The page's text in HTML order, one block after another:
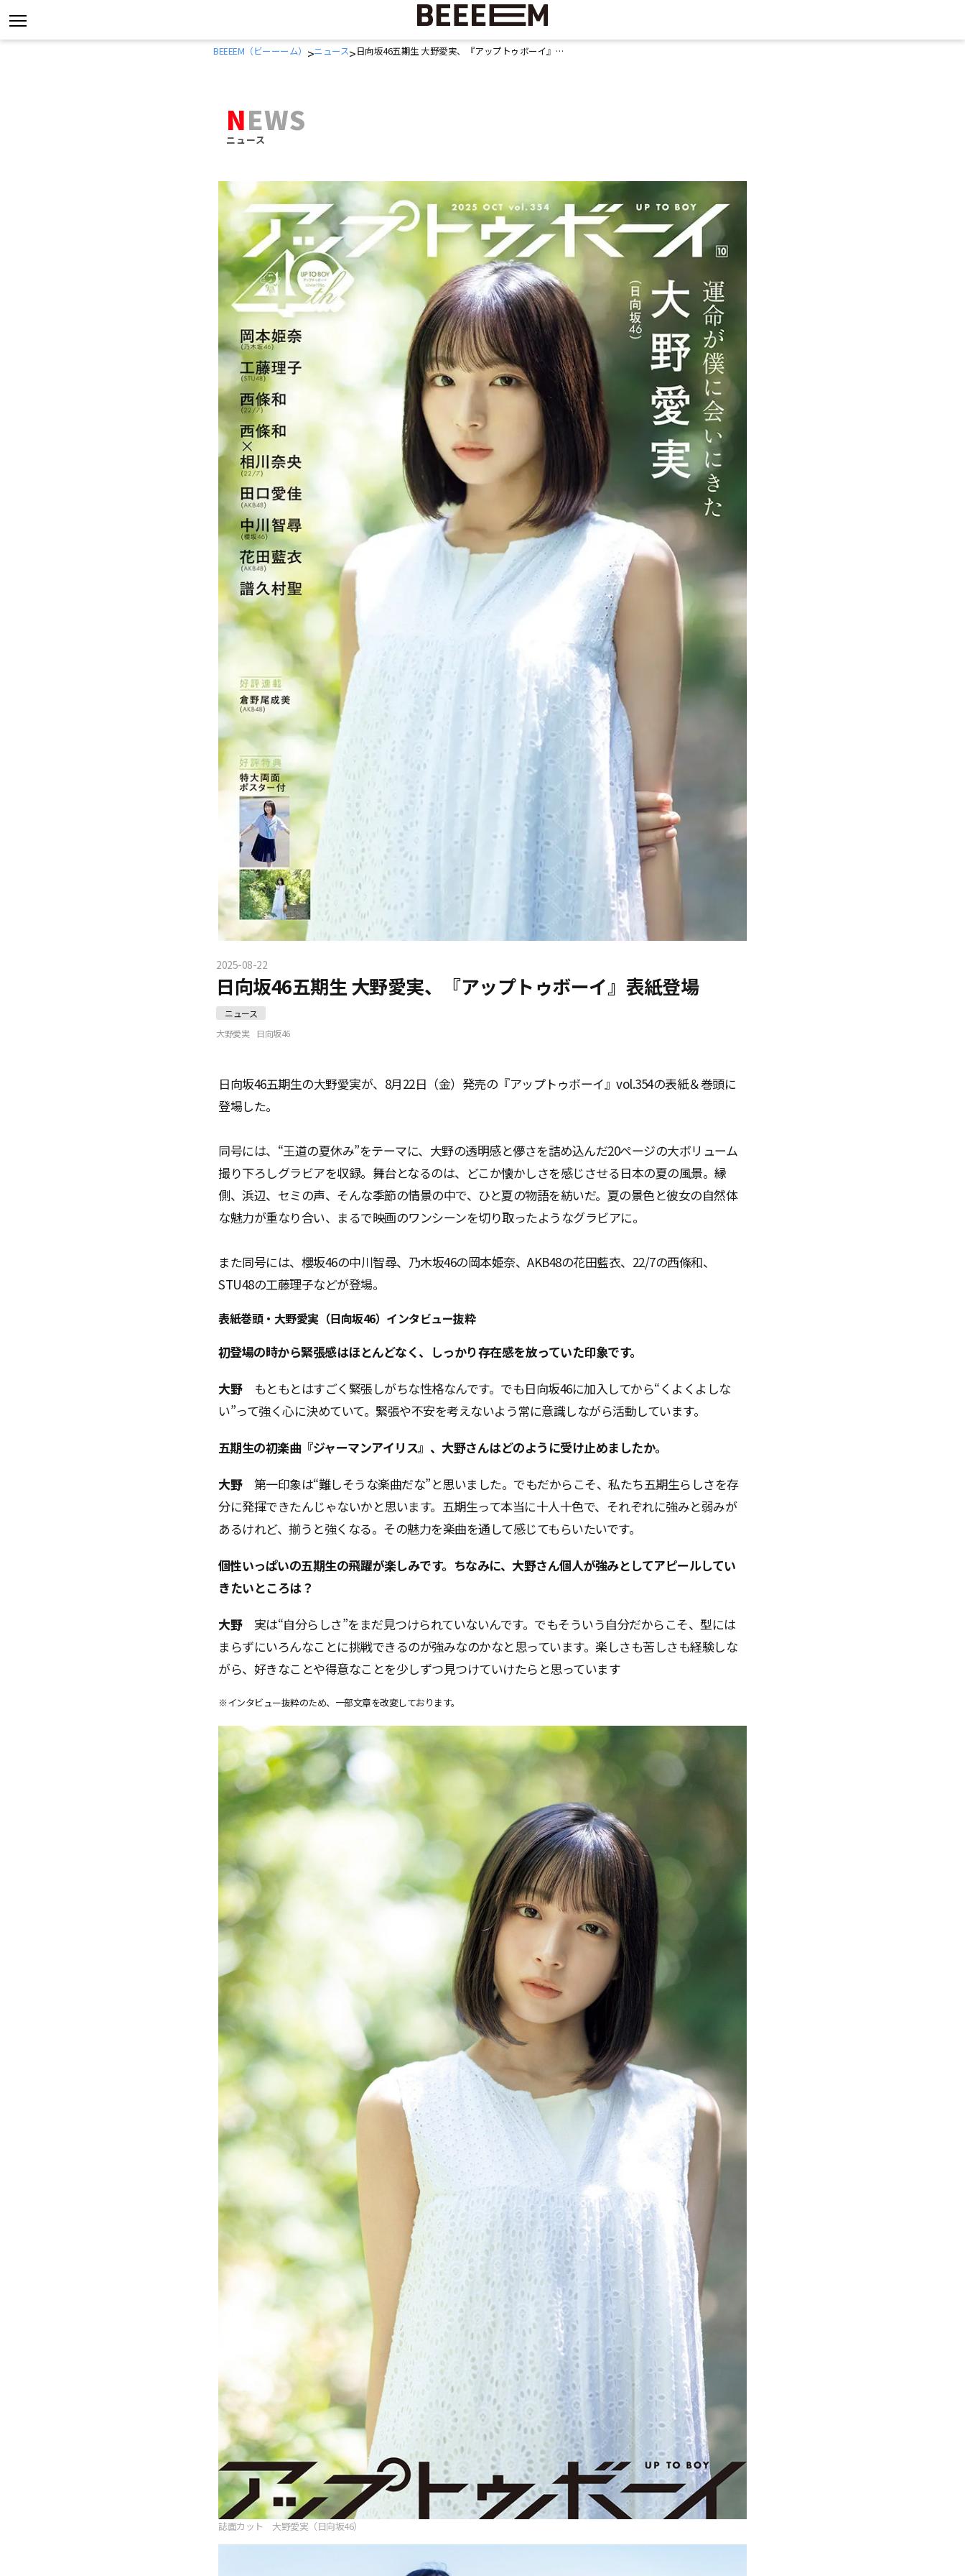
BEEEEM（ビーーーム） >ニュース> 日向坂46五期生 大野愛実、『アップトゥボーイ』表紙登場
NEWS
ニュース
2025-08-22
日向坂46五期生 大野愛実、『アップトゥボーイ』表紙登場
ニュース
大野愛実
日向坂46
日向坂46五期生の大野愛実が、8月22日（金）発売の『アップトゥボーイ』vol.354の表紙＆巻頭に
登場した。
同号には、“王道の夏休み”をテーマに、大野の透明感と儚さを詰め込んだ20ページの大ボリューム
撮り下ろしグラビアを収録。舞台となるのは、どこか懐かしさを感じさせる日本の夏の風景。縁
側、浜辺、セミの声、そんな季節の情景の中で、ひと夏の物語を紡いだ。夏の景色と彼女の自然体
な魅力が重なり合い、まるで映画のワンシーンを切り取ったようなグラビアに。
また同号には、櫻坂46の中川智尋、乃木坂46の岡本姫奈、AKB48の花田藍衣、22/7の西條和、
STU48の工藤理子などが登場。
表紙巻頭・大野愛実（日向坂46）インタビュー抜粋
――初登場の時から緊張感はほとんどなく、しっかり存在感を放っていた印象です。
大野 もともとはすごく緊張しがちな性格なんです。でも日向坂46に加入してから“くよくよしな
い”って強く心に決めていて。緊張や不安を考えないよう常に意識しながら活動しています。
――五期生の初楽曲『ジャーマンアイリス』、大野さんはどのように受け止めましたか。
大野 第一印象は“難しそうな楽曲だな”と思いました。でもだからこそ、私たち五期生らしさを存
分に発揮できたんじゃないかと思います。五期生って本当に十人十色で、それぞれに強みと弱みが
あるけれど、揃うと強くなる。その魅力を楽曲を通して感じてもらいたいです。
――個性いっぱいの五期生の飛躍が楽しみです。ちなみに、大野さん個人が強みとしてアピールしてい
きたいところは？
大野 実は“自分らしさ”をまだ見つけられていないんです。でもそういう自分だからこそ、型には
まらずにいろんなことに挑戦できるのが強みなのかなと思っています。楽しさも苦しさも経験しな
がら、好きなことや得意なことを少しずつ見つけていけたらと思っています
※インタビュー抜粋のため、一部文章を改変しております。
誌面カット 大野愛実（日向坂46）